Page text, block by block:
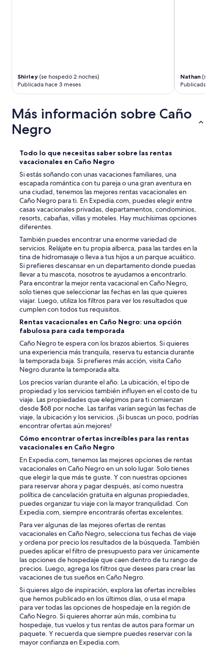
Shirley (se hospedó 2 noches)
Publicada hace 3 meses
Nathan (se
Publicada
Más información sobre Caño
Negro
Todo lo que necesitas saber sobre las rentas
vacacionales en Caño Negro
Si estás soñando con unas vacaciones familiares, una
escapada romántica con tu pareja o una gran aventura en
una ciudad, tenemos las mejores rentas vacacionales en
Caño Negro para ti. En Expedia.com, puedes elegir entre
casas vacacionales privadas, departamentos, condominios,
resorts, cabañas, villas y moteles. Hay muchísimas opciones
diferentes.
También puedes encontrar una enorme variedad de
servicios. Relájate en tu propia alberca, pasa las tardes en la
tina de hidromasaje o lleva a tus hijos a un parque acuático.
Si prefieres descansar en un departamento donde puedas
llevar a tu mascota, nosotros te ayudamos a encontrarlo.
Para encontrar la mejor renta vacacional en Caño Negro,
solo tienes que seleccionar las fechas en las que quieres
viajar. Luego, utiliza los filtros para ver los resultados que
cumplen con todos tus requisitos.
Rentas vacacionales en Caño Negro: una opción
fabulosa para cada temporada
Caño Negro te espera con los brazos abiertos. Si quieres
una experiencia más tranquila, reserva tu estancia durante
la temporada baja. Si prefieres más acción, visita Caño
Negro durante la temporada alta.
Los precios varían durante el año. La ubicación, el tipo de
propiedad y los servicios también influyen en el costo de tu
viaje. Las propiedades que elegimos para ti comienzan
desde $68 por noche. Las tarifas varían según las fechas de
viaje, la ubicación y los servicios. ¡Si buscas un poco, podrías
encontrar ofertas aún mejores!
Cómo encontrar ofertas increíbles para las rentas
vacacionales en Caño Negro
En Expedia.com, tenemos las mejores opciones de rentas
vacacionales en Caño Negro en un solo lugar. Solo tienes
que elegir la que más te guste. Y con nuestras opciones
para reservar ahora y pagar después, así como nuestra
política de cancelación gratuita en algunas propiedades,
puedes organizar tu viaje con la mayor tranquilidad. Con
Expedia.com, siempre encontrarás ofertas excelentes.
Para ver algunas de las mejores ofertas de rentas
vacacionales en Caño Negro, selecciona tus fechas de viaje
y ordena por precio los resultados de la búsqueda. También
puedes aplicar el filtro de presupuesto para ver únicamente
las opciones de hospedaje que caen dentro de tu rango de
precios. Luego, agrega los filtros que desees para crear las
vacaciones de tus sueños en Caño Negro.
Si quieres algo de inspiración, explora las ofertas increíbles
que hemos publicado en los últimos días, o usa el mapa
para ver todas las opciones de hospedaje en la región de
Caño Negro. Si quieres ahorrar aún más, combina tu
hospedaje, tus vuelos y tus rentas de autos para formar un
paquete. Y recuerda que siempre puedes reservar con la
mayor confianza en Expedia.com.